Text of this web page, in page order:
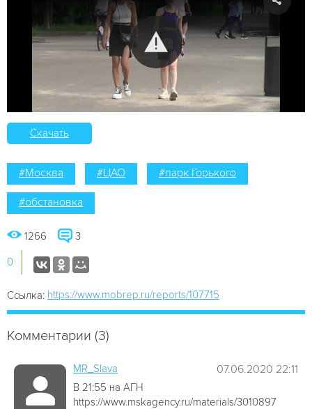
Скачать
#Москва #ЦАО #парк Горького
#обстановка
1266 3
0
Ссылка: https://www.mobrep.ru/reports/107715
Комментарии (3)
MR_Slava 07.06.2020 22:11
В 21:55 на АГН
https://www.mskagency.ru/materials/3010897